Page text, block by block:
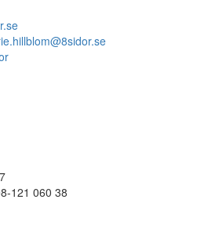
121 060 38